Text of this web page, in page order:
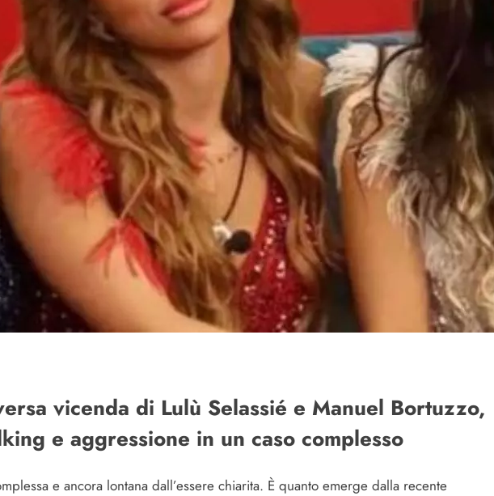
vicenda di Lulù Selassié e Manuel Bortuzzo,
e aggressione in un caso complesso
e ancora lontana dall’essere chiarita. È quanto emerge dalla recente